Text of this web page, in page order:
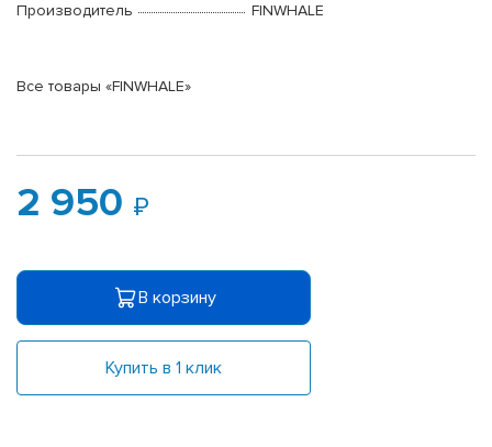
Производитель
FINWHALE
Все товары «FINWHALE»
2 950
В корзину
Купить в 1 клик